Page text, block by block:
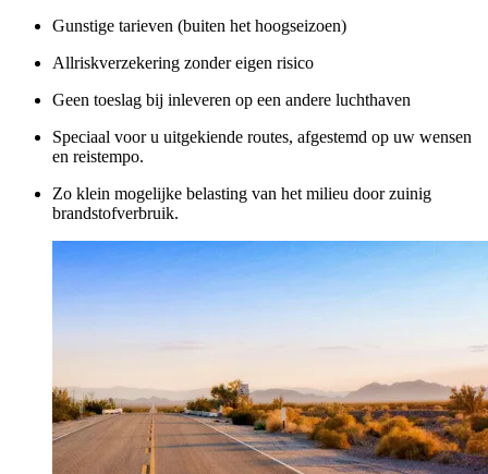
Gunstige tarieven (buiten het hoogseizoen)
Allriskverzekering zonder eigen risico
Geen toeslag bij inleveren op een andere luchthaven
Speciaal voor u uitgekiende routes, afgestemd op uw wensen
en reistempo.
Zo klein mogelijke belasting van het milieu door zuinig
brandstofverbruik.